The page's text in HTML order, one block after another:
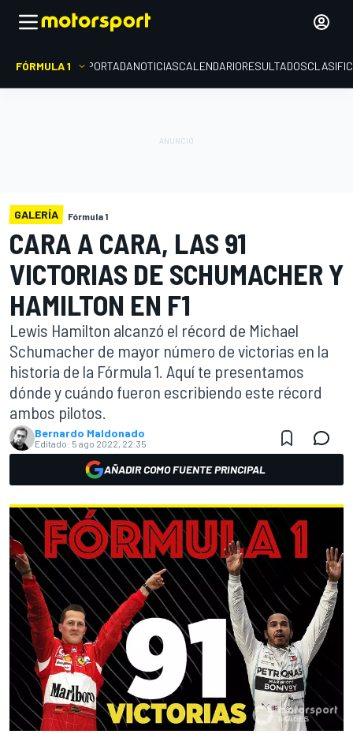
FÓRMULA 1 PORTADANOTICIASCALENDARIORESULTADOS
GALERÍA Fórmula 1
CARA A CARA, LAS 91
VICTORIAS DE SCHUMACHER Y
HAMILTON EN F1
Lewis Hamilton alcanzó el récord de Michael
Schumacher de mayor número de victorias en la
historia de la Fórmula 1. Aquí te presentamos
dónde y cuándo fueron escribiendo este récord
ambos pilotos.
Bernardo Maldonado
Editado: 5 ago 2022, 22:35
AÑADIR COMO FUENTE PRINCIPAL